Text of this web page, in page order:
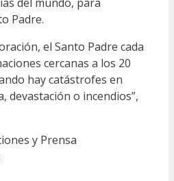
Padre.
el Santo Padre cada
cercanas a los 20
hay catástrofes en
devastación o incendios”,
y Prensa